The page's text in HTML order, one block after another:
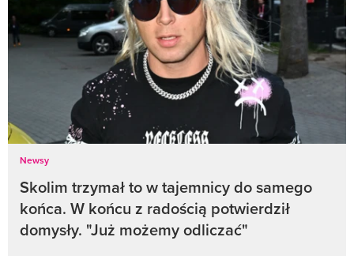
Newsy
Skolim trzymał to w tajemnicy do samego
końca. W końcu z radością potwierdził
domysły. "Już możemy odliczać"